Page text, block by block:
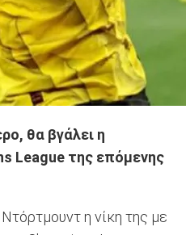
θα βγάλει η
League της επόμενης
η νίκη της με